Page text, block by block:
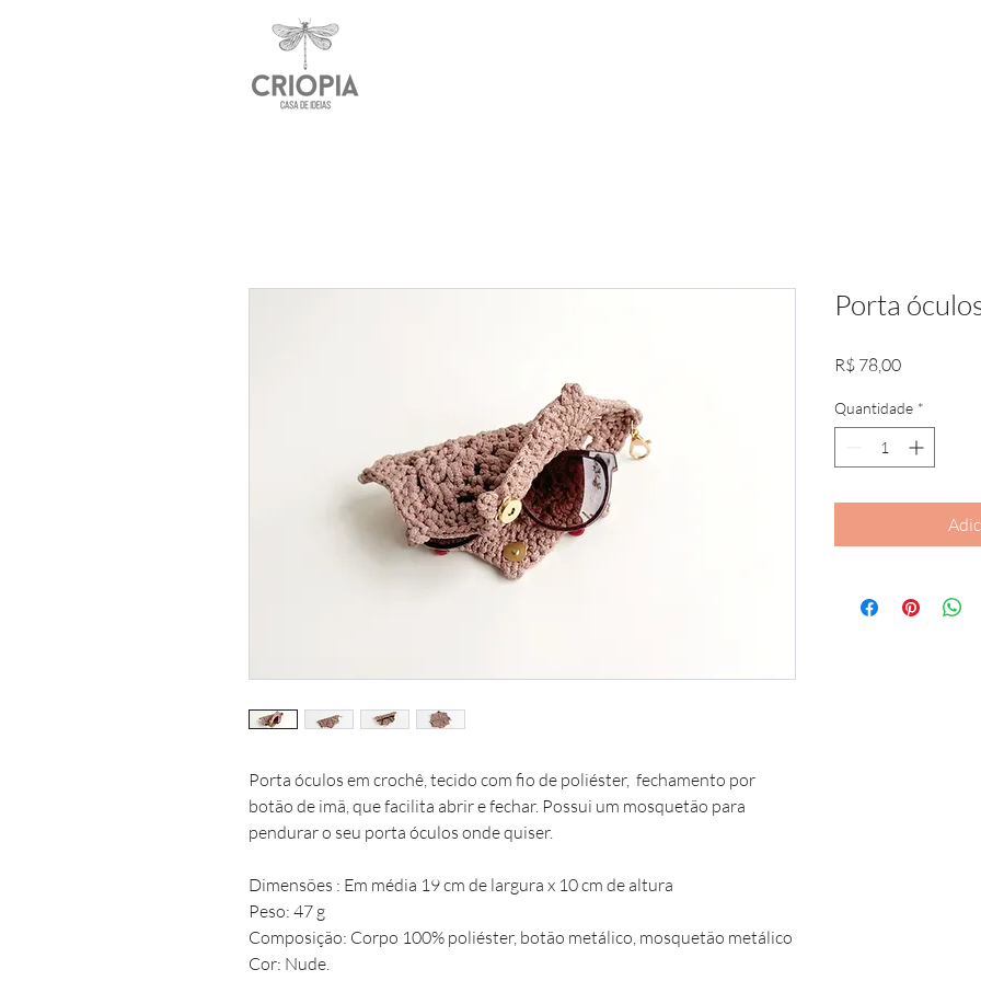
Porta óculos em crochê, tecido com fio de poliéster, fechamento por
botão de imã, que facilita abrir e fechar. Possui um mosquetão para
pendurar o seu porta óculos onde quiser.
Dimensões : Em média 19 cm de largura x 10 cm de altura
Peso: 47 g
Composição: Corpo 100% poliéster, botão metálico, mosquetão metálico
Cor: Nude.
Porta
R$ 78,00Preço
Quantidade *